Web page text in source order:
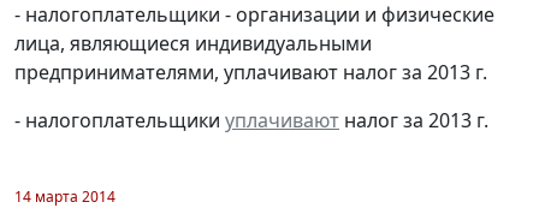
- налогоплательщики - организации и физические
лица, являющиеся индивидуальными
предпринимателями, уплачивают налог за 2013 г.
- налогоплательщики уплачивают налог за 2013 г.
14 марта 2014